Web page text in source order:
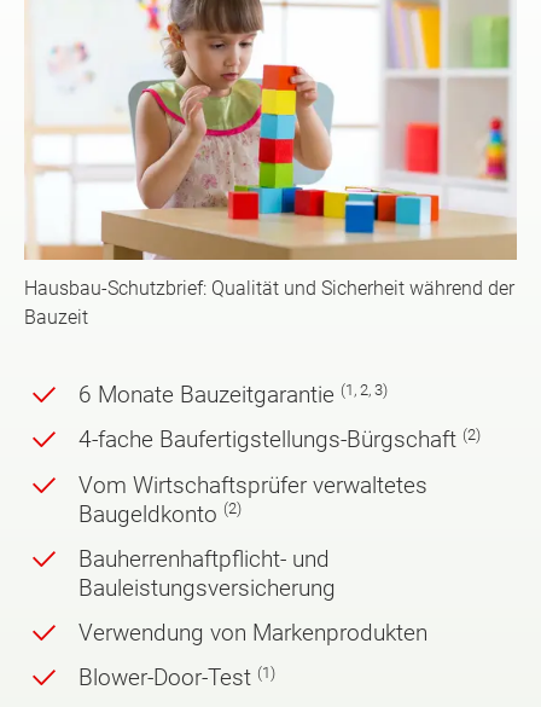
Hausbau-Schutzbrief: Qualität und Sicherheit während der
Bauzeit
6 Monate Bauzeitgarantie (1, 2, 3)
4-fache Baufertigstellungs-Bürgschaft (2)
Vom Wirtschaftsprüfer verwaltetes
Baugeldkonto (2)
Bauherrenhaftpflicht- und
Bauleistungsversicherung
Verwendung von Markenprodukten
Blower-Door-Test (1)